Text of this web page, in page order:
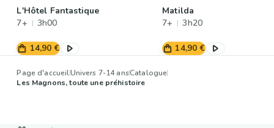
L'Hôtel Fantastique
7+
3h00
14,90 €
Matilda
7+
3h20
14,90 €
Page d'accueilUnivers 7-14 ansCatalogue
Les Magnons, toute une préhistoire